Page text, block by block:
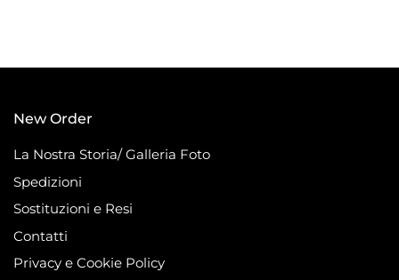
New Order
La Nostra Storia/ Galleria Foto
Spedizioni
Sostituzioni e Resi
Contatti
Privacy e Cookie Policy